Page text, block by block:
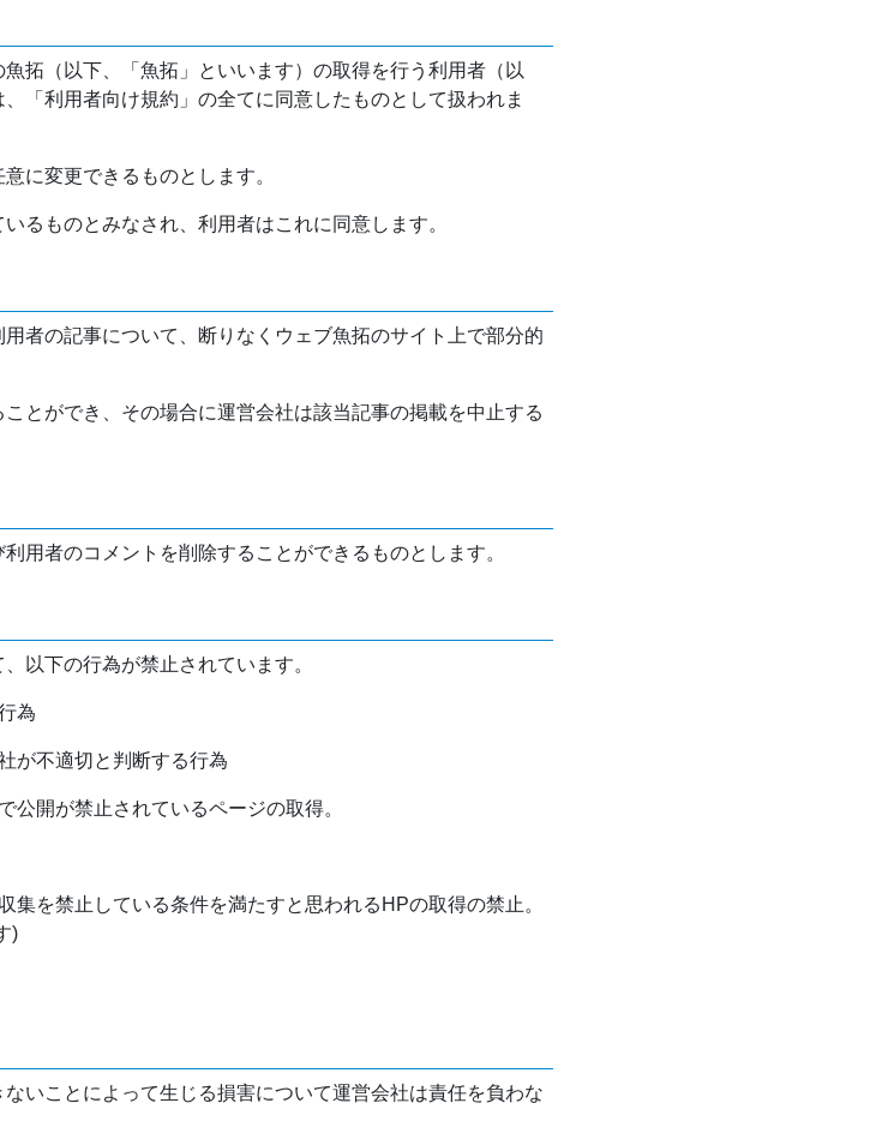
拓（以下、「魚拓」といいます）の取得を行う利用者（以
「利用者向け規約」の全てに同意したものとして扱われま
に変更できるものとします。
るものとみなされ、利用者はこれに同意します。
者の記事について、断りなくウェブ魚拓のサイト上で部分的
とができ、その場合に運営会社は該当記事の掲載を中止する
用者のコメントを削除することができるものとします。
以下の行為が禁止されています。
為
が不適切と判断する行為
公開が禁止されているページの取得。
集を禁止している条件を満たすと思われるHPの取得の禁止。
)
いことによって生じる損害について運営会社は責任を負わな